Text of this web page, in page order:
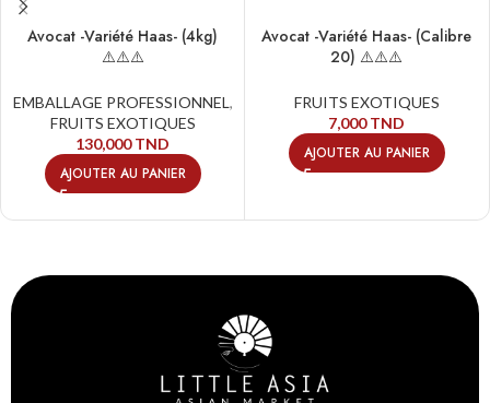
Avocat -Variété Haas- (4kg)
⚠️⚠️⚠️
EMBALLAGE PROFESSIONNEL ,
FRUITS EXOTIQUES
130,000TND
AJOUTER AU PANIER
Avocat -Variété Haas- (Calibre
20) ⚠️⚠️⚠️
FRUITS EXOTIQUES
7,000TND
AJOUTER AU PANIER